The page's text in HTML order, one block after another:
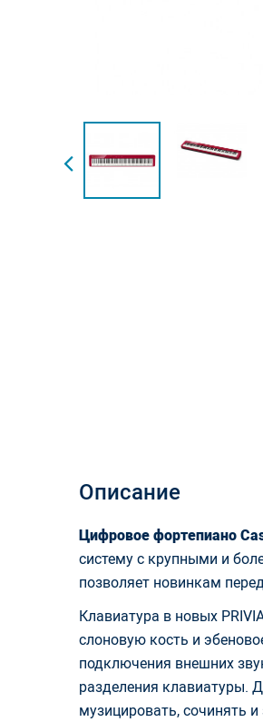
Описание
Цифровое фортепиано
систему с крупными и
позволяет новинкам
Клавиатура в новых
слоновую кость и
подключения внешних
разделения клавиатуры.
музицировать, сочинять